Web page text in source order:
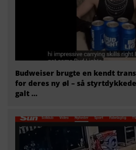
Budweiser brugte en kendt
for deres ny øl – så
galt …